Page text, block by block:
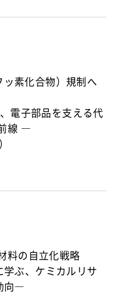
ッ素化合物）規制へ
電子部品を支える代
線 ―
料の自立化戦略
ぶ、ケミカルリサ
向―